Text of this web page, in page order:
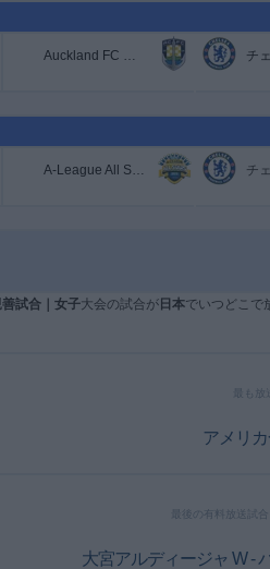
Auckland FC Women チ
A-League All Stars Women チ
試合｜女子大会の試合が日本でいつどこで
最も
アメリ
最後の有料放送試合
大宮アルディージャ W -